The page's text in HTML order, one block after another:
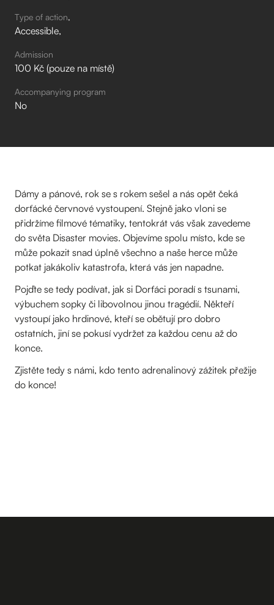
Type of action
Accessible
Admission
100 Kč (pouze na místě)
Accompanying program
No
Dámy a pánové, rok se s rokem sešel a nás opět čeká
dorťácké červnové vystoupení. Stejně jako vloni se
přidržíme filmové tématiky, tentokrát vás však zavedeme
do světa Disaster movies. Objevíme spolu místo, kde se
může pokazit snad úplně všechno a naše herce může
potkat jakákoliv katastrofa, která vás jen napadne.
Pojďte se tedy podívat, jak si Dorťáci poradí s tsunami,
výbuchem sopky či libovolnou jinou tragédií. Někteří
vystoupí jako hrdinové, kteří se obětují pro dobro
ostatních, jiní se pokusí vydržet za každou cenu až do
konce.
Zjistěte tedy s námi, kdo tento adrenalinový zážitek přežije
do konce!